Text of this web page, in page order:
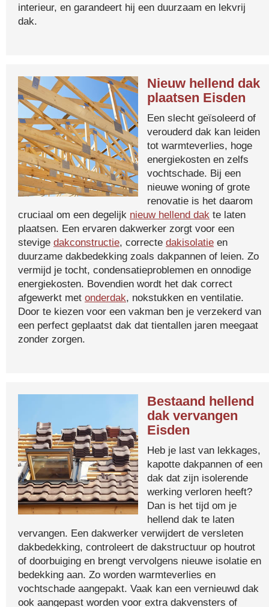
interieur, en garandeert hij een duurzaam en lekvrij
dak.
Nieuw hellend dak
plaatsen Eisden
Een slecht geïsoleerd of
verouderd dak kan leiden
tot warmteverlies, hoge
energiekosten en zelfs
vochtschade. Bij een
nieuwe woning of grote
renovatie is het daarom
cruciaal om een degelijk nieuw hellend dak te laten
plaatsen. Een ervaren dakwerker zorgt voor een
stevige dakconstructie, correcte dakisolatie en
duurzame dakbedekking zoals dakpannen of leien. Zo
vermijd je tocht, condensatieproblemen en onnodige
energiekosten. Bovendien wordt het dak correct
afgewerkt met onderdak, nokstukken en ventilatie.
Door te kiezen voor een vakman ben je verzekerd van
een perfect geplaatst dak dat tientallen jaren meegaat
zonder zorgen.
Bestaand hellend
dak vervangen
Eisden
Heb je last van lekkages,
kapotte dakpannen of een
dak dat zijn isolerende
werking verloren heeft?
Dan is het tijd om je
hellend dak te laten
vervangen. Een dakwerker verwijdert de versleten
dakbedekking, controleert de dakstructuur op houtrot
of doorbuiging en brengt vervolgens nieuwe isolatie en
bedekking aan. Zo worden warmteverlies en
vochtschade aangepakt. Vaak kan een vernieuwd dak
ook aangepast worden voor extra dakvensters of